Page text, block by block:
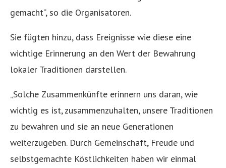
gemacht“, so die Organisatoren.
Sie fügten hinzu, dass Ereignisse wie diese eine
wichtige Erinnerung an den Wert der Bewahrung
lokaler Traditionen darstellen.
„Solche Zusammenkünfte erinnern uns daran, wie
wichtig es ist, zusammenzuhalten, unsere Traditionen
zu bewahren und sie an neue Generationen
weiterzugeben. Durch Gemeinschaft, Freude und
selbstgemachte Köstlichkeiten haben wir einmal